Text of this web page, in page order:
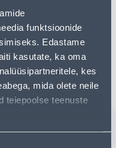
funktsioonide
Edastame
kasutate, ka oma
kes
mida olete neile
teiepoolse teenuste
ostlemist!